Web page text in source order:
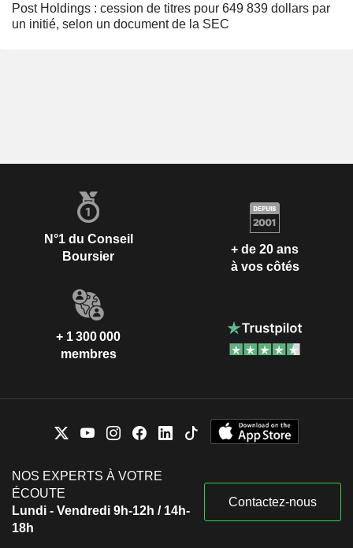
Post Holdings : cession de titres pour 649 839 dollars par
un initié, selon un document de la SEC
N°1 du Conseil
Boursier
+ de 20 ans
à vos côtés
+ 1 300 000
membres
NOS EXPERTS À VOTRE
ÉCOUTE
Lundi - Vendredi 9h-12h / 14h-
18h
Contactez-nous